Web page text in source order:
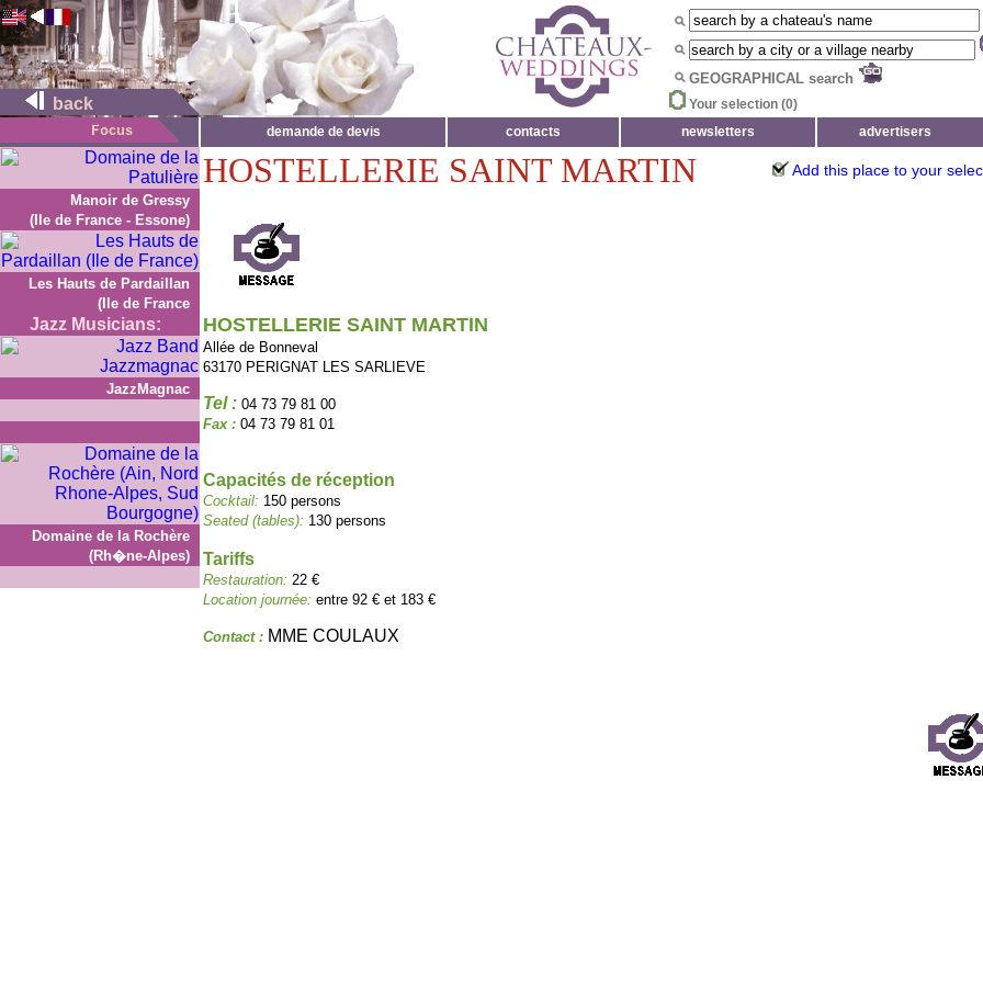
back
GEOGRAPHICAL search
Your selection (0)
demande de devis
contacts newsletters advertisers
Manoir de Gressy
(Ile de France - Essone)
Les Hauts de Pardaillan
(Ile de France
Jazz Musicians:
JazzMagnac
Domaine de la Rochère
(Rh�ne-Alpes)
HOSTELLERIE SAINT MARTIN Add this place to your
HOSTELLERIE SAINT MARTIN
Allée de Bonneval
63170 PERIGNAT LES SARLIEVE
Tel : 04 73 79 81 00
Fax : 04 73 79 81 01
Capacités de réception
Cocktail: 150 persons
Seated (tables): 130 persons
Tariffs
Restauration: 22 €
Location journée: entre 92 € et 183 €
Contact : MME COULAUX